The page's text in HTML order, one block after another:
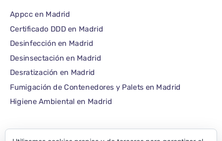
Appcc en Madrid
Certificado DDD en Madrid
Desinfección en Madrid
Desinsectación en Madrid
Desratización en Madrid
Fumigación de Contenedores y Palets en Madrid
Higiene Ambiental en Madrid